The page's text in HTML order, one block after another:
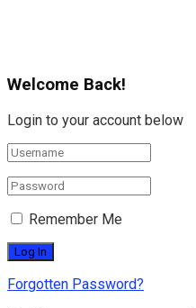
Welcome Back!
Login to your account below
Remember Me
Forgotten Password?